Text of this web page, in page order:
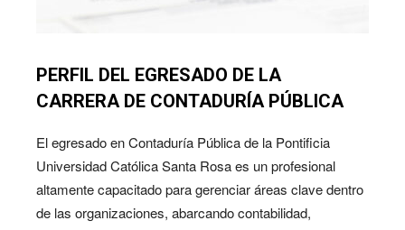
PERFIL DEL EGRESADO DE LA
CARRERA DE CONTADURÍA PÚBLICA
El egresado en Contaduría Pública de la Pontificia
Universidad Católica Santa Rosa es un profesional
altamente capacitado para gerenciar áreas clave dentro
de las organizaciones, abarcando contabilidad,